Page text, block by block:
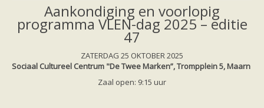
Limburg
Noord-Brabant
Noord-Holland
Utrecht
Zeeland
Vleermuizen en ziektes
Aankondiging en voorlopig
programma VLEN-dag 2025 – editie
47
ZATERDAG 25 OKTOBER 2025
Sociaal Cultureel Centrum "De Twee Marken”,Trompplein 5, Maarn
Zaal open: 9:15 uur